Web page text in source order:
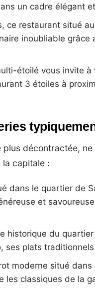
un cadre élégant
ce restaurant situé
inoubliable grâce
étoilé vous invite
3 étoiles à
plus décontractée,
la capitale :
dans le quartier de
et
historique du
ses plats
moderne situé
les classiques de la